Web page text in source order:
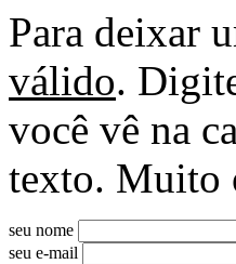
Para deixar
válido.
você vê na
texto. Muito
seu nome
seu e-mail